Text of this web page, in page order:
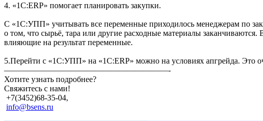
4. «1С:ERP» помогает планировать закупки.
С «1С:УПП» учитывать все переменные приходилось менеджерам по
о том, что сырьё, тара или другие расходные материалы
влияющие на результат переменные.
5.Перейти с «1С:УПП» на «1С:ERP» можно на условиях апгрейда. Это
————————————————————-
Хотите узнать подробнее?
Свяжитесь с нами!
+7(3452)68-35-04,
info@bsens.ru